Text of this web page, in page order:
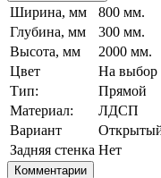
Ширина, мм
800 мм.
Глубина, мм
300 мм.
Высота, мм
2000 мм.
Цвет
На выбор
Тип:
Прямой
Материал:
ЛДСП
Вариант
Задняя стенка Нет
Комментарии